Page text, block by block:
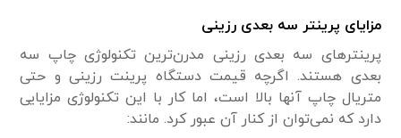
مزایای پرینتر سه بعدی رزینی
پرینترهای سه بعدی رزینی مدرن‌ترین تکنولوژی چاپ سه
بعدی هستند. اگرچه قیمت دستگاه پرینت رزینی و حتی
متریال چاپ آنها بالا است، اما کار با این تکنولوژی مزایایی
دارد که نمی‌توان از کنار آن عبور کرد. مانند: